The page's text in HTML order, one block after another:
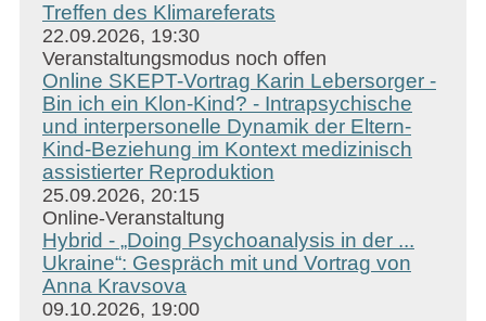
Treffen des Klimareferats
22.09.2026, 19:30
Veranstaltungsmodus noch offen
Online SKEPT-Vortrag Karin Lebersorger -
Bin ich ein Klon-Kind? - Intrapsychische
und interpersonelle Dynamik der Eltern-
Kind-Beziehung im Kontext medizinisch
assistierter Reproduktion
25.09.2026, 20:15
Online-Veranstaltung
Hybrid - „Doing Psychoanalysis in der ...
Ukraine“: Gespräch mit und Vortrag von
Anna Kravsova
09.10.2026, 19:00